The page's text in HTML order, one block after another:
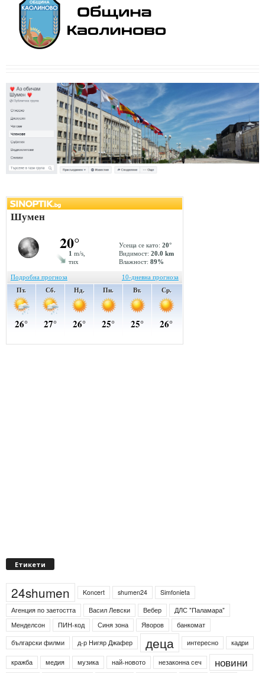
Етикети
24shumen Koncert shumen24
Simfonieta
Агенция по заетостта
Васил Левски Вебер
ДЛС "Паламара"
Менделсон
ПИН-код Синя зона Яворов
банкомат
български филми
д-р Нигяр Джафер деца интересно кадри
кражба медия музика най-новото незаконна сеч новини